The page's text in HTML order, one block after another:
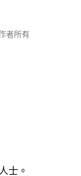
者所有
士。